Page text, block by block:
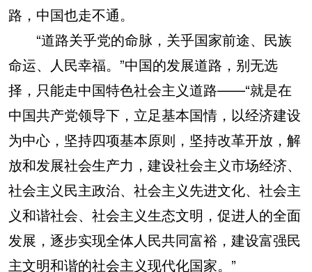
路，中国也走不通。
“道路关乎党的命脉，关乎国家前途、民族
命运、人民幸福。”中国的发展道路，别无选
择，只能走中国特色社会主义道路——“就是在
中国共产党领导下，立足基本国情，以经济建设
为中心，坚持四项基本原则，坚持改革开放，解
放和发展社会生产力，建设社会主义市场经济、
社会主义民主政治、社会主义先进文化、社会主
义和谐社会、社会主义生态文明，促进人的全面
发展，逐步实现全体人民共同富裕，建设富强民
主文明和谐的社会主义现代化国家。”